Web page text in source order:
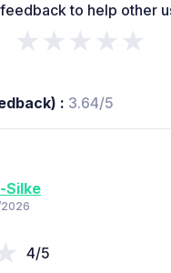
to help other
★★★★★
: 3.64/5
Silke
4/5